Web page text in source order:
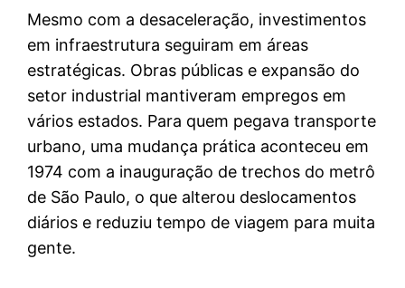
Mesmo com a desaceleração, investimentos
em infraestrutura seguiram em áreas
estratégicas. Obras públicas e expansão do
setor industrial mantiveram empregos em
vários estados. Para quem pegava transporte
urbano, uma mudança prática aconteceu em
1974 com a inauguração de trechos do metrô
de São Paulo, o que alterou deslocamentos
diários e reduziu tempo de viagem para muita
gente.